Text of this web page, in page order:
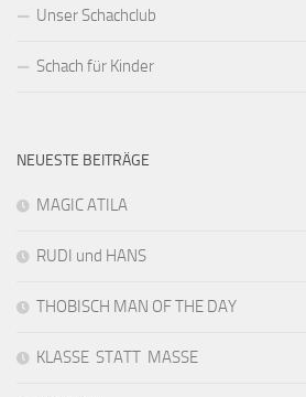
Unser Schachclub
Schach für Kinder
NEUESTE BEITRÄGE
MAGIC ATILA
RUDI und HANS
THOBISCH MAN OF THE DAY
KLASSE STATT MASSE